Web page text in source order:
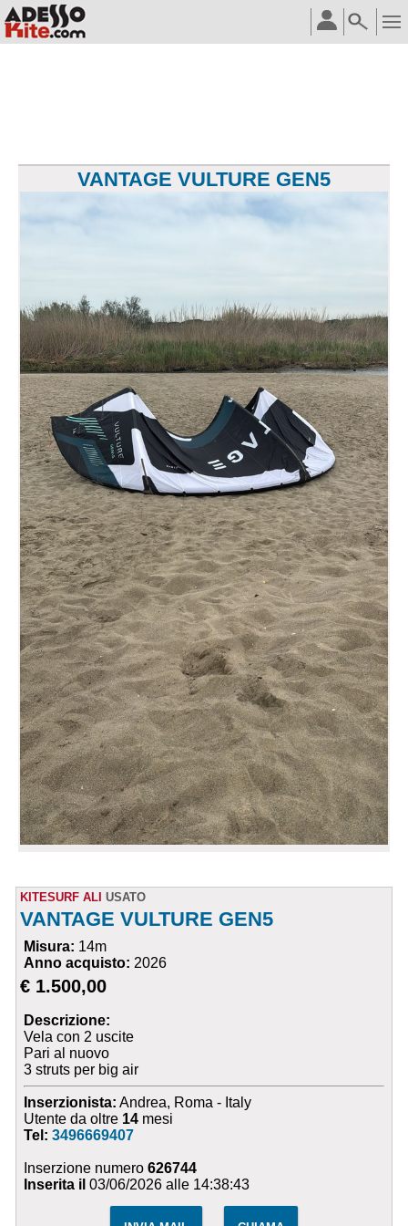
VANTAGE VULTURE GEN5
KITESURF ALI USATO
VANTAGE VULTURE GEN5
Misura: 14m
Anno acquisto: 2026
€ 1.500,00
Descrizione:
Vela con 2 uscite
Pari al nuovo
3 struts per big air
Inserzionista: Andrea, Roma - Italy
Utente da oltre 14 mesi
Tel:3496669407
Inserzione numero626744
Inserita il 03/06/2026 alle 14:38:43